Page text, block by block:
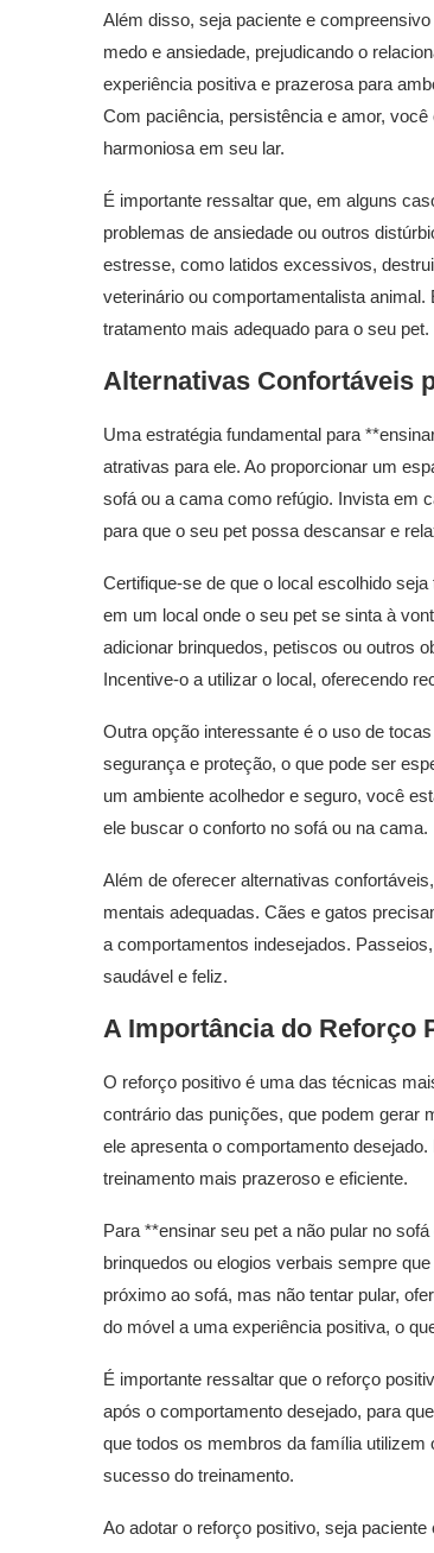
Além disso, seja paciente e
medo e ansiedade, prejudicando o
experiência positiva e prazerosa para
Com paciência, persistência e amor,
harmoniosa em seu lar.
É importante ressaltar que, em alguns
problemas de ansiedade ou outros
estresse, como latidos excessivos,
veterinário ou comportamentalista
tratamento mais adequado para o seu pet.
Alternativas Confortáveis
Uma estratégia fundamental para
atrativas para ele. Ao proporcionar um
sofá ou a cama como refúgio. Invista em
para que o seu pet possa descansar e
Certifique-se de que o local escolhido
em um local onde o seu pet se sinta à
adicionar brinquedos, petiscos ou outros
Incentive-o a utilizar o local, oferecendo
Outra opção interessante é o uso de
segurança e proteção, o que pode ser
um ambiente acolhedor e seguro, você
ele buscar o conforto no sofá ou na cama.
Além de oferecer alternativas
mentais adequadas. Cães e gatos
a comportamentos indesejados.
saudável e feliz.
A Importância do Reforço
O reforço positivo é uma das técnicas
contrário das punições, que podem gerar
ele apresenta o comportamento
treinamento mais prazeroso e eficiente.
Para **ensinar seu pet a não pular no
brinquedos ou elogios verbais sempre
próximo ao sofá, mas não tentar pular,
do móvel a uma experiência positiva, o
É importante ressaltar que o reforço
após o comportamento desejado, para
que todos os membros da família
sucesso do treinamento.
Ao adotar o reforço positivo, seja